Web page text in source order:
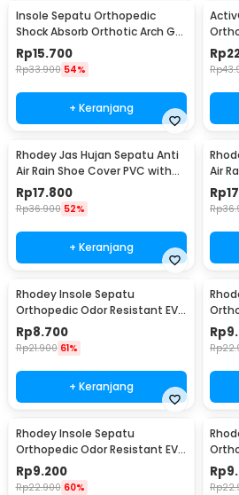
Insole Sepatu Orthopedic
Shock Absorb Orthotic Arch Gel
Foam L - ZYD17
Rp15.700
Rp33.900 54%
+ Keranjang
Rp
Rp
Rhodey Jas Hujan Sepatu Anti
Air Rain Shoe Cover PVC with
Zipper L - F-300
Rp17.800
Rp36.900 52%
+ Keranjang
Air
Rp
Rp
Rhodey Insole Sepatu
Orthopedic Odor Resistant EVA
Foam 35 - Y3Y27
Rp8.700
Rp21.900 61%
+ Keranjang
Rp
Rp
Rhodey Insole Sepatu
Orthopedic Odor Resistant EVA
Foam 38 - Y3Y27
Rp9.200
Rp22.900 60%
Rp
Rp